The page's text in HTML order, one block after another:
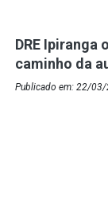
DRE
caminho da
Publicado em: 22/03/